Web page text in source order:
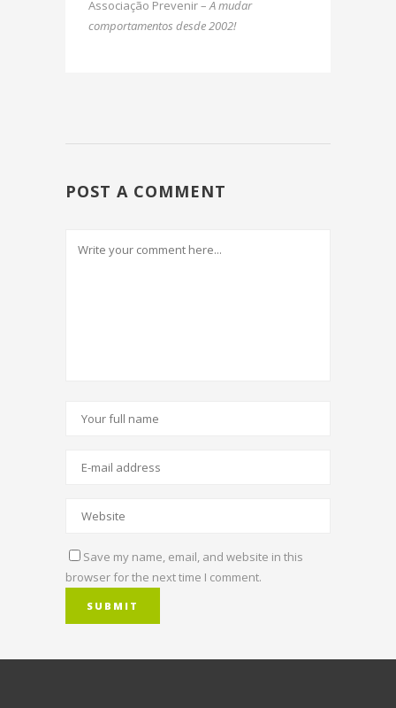
Associação Prevenir –A mudar
comportamentos desde 2002!
POST A COMMENT
Save my name, email, and website in this
browser for the next time I comment.